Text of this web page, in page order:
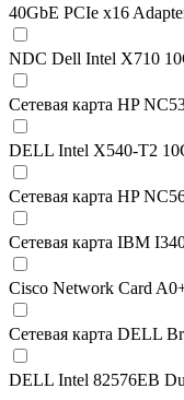
40GbE PCIe x16
NDC Dell Intel X710
Сетевая карта HP
DELL Intel X540-T2
Сетевая карта HP
Сетевая карта IBM
Cisco Network Card
Сетевая карта DELL
DELL Intel 82576EB